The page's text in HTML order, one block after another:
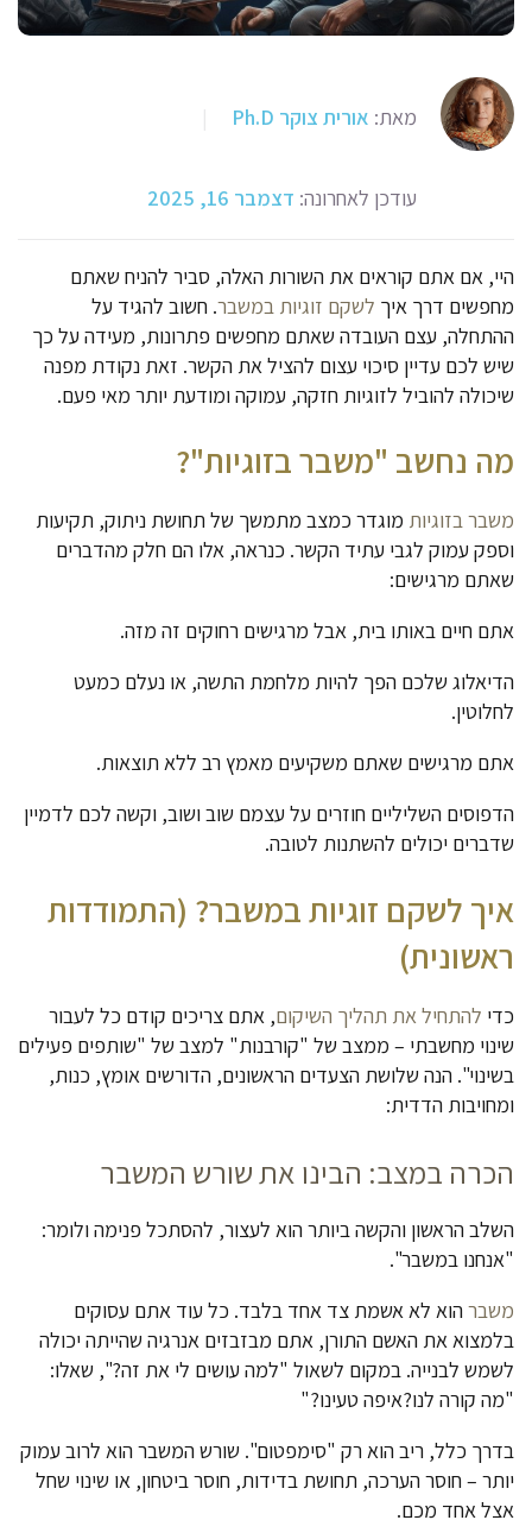
מאת: אורית צוקר Ph.D
עודכן לאחרונה: דצמבר 16, 2025
היי, אם אתם קוראים את השורות האלה, סביר להניח שאתם
מחפשים דרך איך לשקם זוגיות במשבר. חשוב להגיד על
ההתחלה, עצם העובדה שאתם מחפשים פתרונות, מעידה על כך
שיש לכם עדיין סיכוי עצום להציל את הקשר. זאת נקודת מפנה
שיכולה להוביל לזוגיות חזקה, עמוקה ומודעת יותר מאי פעם.
מה נחשב "משבר בזוגיות"?
משבר בזוגיות מוגדר כמצב מתמשך של תחושת ניתוק, תקיעות
וספק עמוק לגבי עתיד הקשר. כנראה, אלו הם חלק מהדברים
שאתם מרגישים:
אתם חיים באותו בית, אבל מרגישים רחוקים זה מזה.
הדיאלוג שלכם הפך להיות מלחמת התשה, או נעלם כמעט
לחלוטין.
אתם מרגישים שאתם משקיעים מאמץ רב ללא תוצאות.
הדפוסים השליליים חוזרים על עצמם שוב ושוב, וקשה לכם לדמיין
שדברים יכולים להשתנות לטובה.
איך לשקם זוגיות במשבר? (התמודדות
ראשונית)
כדי להתחיל את תהליך השיקום, אתם צריכים קודם כל לעבור
שינוי מחשבתי – ממצב של "קורבנות" למצב של "שותפים פעילים
בשינוי". הנה שלושת הצעדים הראשונים, הדורשים אומץ, כנות,
ומחויבות הדדית:
הכרה במצב: הבינו את שורש המשבר
השלב הראשון והקשה ביותר הוא לעצור, להסתכל פנימה ולומר:
"אנחנו במשבר".
משברהוא לא אשמת צד אחד בלבד. כל עוד אתם עסוקים
בלמצוא את האשם התורן, אתם מבזבזים אנרגיה שהייתה יכולה
לשמש לבנייה. במקום לשאול "למה עושים לי את זה?", שאלו:
"מה קורה לנו?איפה טעינו?"
בדרך כלל, ריב הוא רק "סימפטום". שורש המשבר הוא לרוב עמוק
יותר – חוסר הערכה, תחושת בדידות, חוסר ביטחון, או שינוי שחל
אצל אחד מכם.